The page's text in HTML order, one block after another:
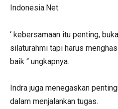
Indonesia.Net.
‘ kebersamaan itu penting,
silaturahmi tapi harus
baik “ ungkapnya.
Indra juga menegaskan
dalam menjalankan tugas.